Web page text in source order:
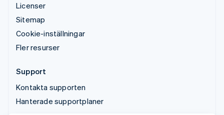
Licenser
Sitemap
Cookie-inställningar
Fler resurser
Support
Kontakta supporten
Hanterade supportplaner